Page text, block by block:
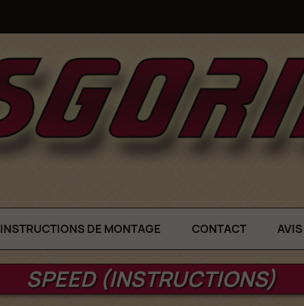
INSTRUCTIONS DE MONTAGE CONTACT AVIS
SPEED (INSTRUCTIONS)